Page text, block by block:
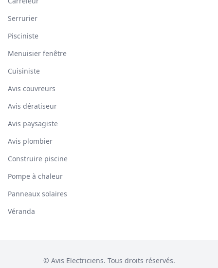
Serrurier
Pisciniste
Menuisier fenêtre
Cuisiniste
Avis couvreurs
Avis dératiseur
Avis paysagiste
Avis plombier
Construire piscine
Pompe à chaleur
Panneaux solaires
Véranda
© Avis Electriciens. Tous droits réservés.